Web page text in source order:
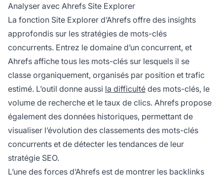
Analyser avec Ahrefs Site Explorer
La fonction Site Explorer d’Ahrefs offre des insights
approfondis sur les stratégies de mots-clés
concurrents. Entrez le domaine d’un concurrent, et
Ahrefs affiche tous les mots-clés sur lesquels il se
classe organiquement, organisés par position et trafic
estimé. L’outil donne aussi la difficulté des mots-clés, le
volume de recherche et le taux de clics. Ahrefs propose
également des données historiques, permettant de
visualiser l’évolution des classements des mots-clés
concurrents et de détecter les tendances de leur
stratégie SEO.
L’une des forces d’Ahrefs est de montrer les backlinks